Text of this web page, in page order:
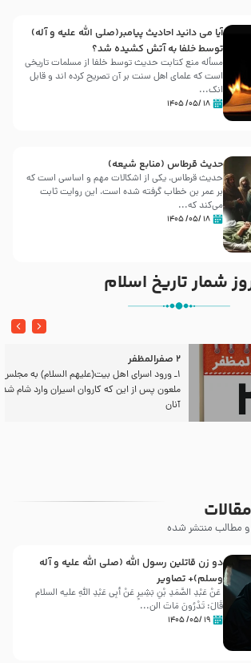
آیا می دانید احادیث پیامبر(صلی الله علیه و آله)
توسط خلفا به آتش کشیده شد؟
مسأله منع کتابت حدیث توسط خلفا از مسلمات تاریخی
است که علمای اهل سنت بر آن تصریح کرده اند و قابل
انک...
۱۸ /۰۵/ ۱۴۰۵
حدیث قرطاس (منابع شیعه)
حدیث قرطاس، یکی از اشکالات مهم و اساسی است که
بر عمر بن خطاب گرفته شده است، این روایت ثابت
می‌کند که...
۱۸ /۰۵/ ۱۴۰۵
شمار تاریخ اسلام
2 صفرالمظفر
1ـ ورود اسراى اهل بیت‌(علیهم السلام) به مجلس یزید
ملعون پس از این كه كاروان اسیران وارد شام شدند،
مطالب منتشر شده
دو زن قاتلين رسول الله (صلى‌ الله‌ علیه‌ و آله‌
وسلم)+ تصاویر
عَنْ عَبْدِ الصَّمَدِ بْنِ بَشِیرٍ عَنْ أَبِی عَبْدِ اللَّهِ علیه السلام
قَالَ: تَدْرُونَ مَاتَ الن...
۱۹ /۰۵/ ۱۴۰۵